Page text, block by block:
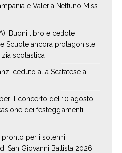
e Valeria Nettuno Miss
Buoni libro e cedole
Scuole ancora protagoniste,
scolastica
ceduto alla Scafatese a
per il concerto del 10 agosto
dei festeggiamenti
pronto per i solenni
San Giovanni Battista 2026!